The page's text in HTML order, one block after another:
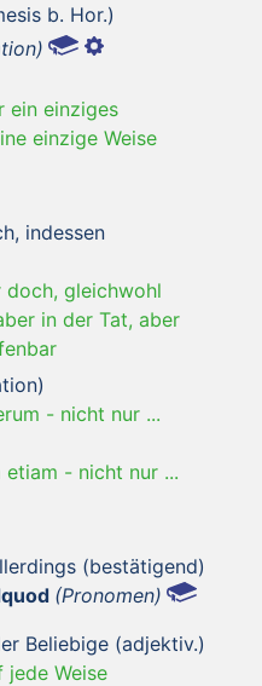
b. Hor.)
ein einziges
einzige Weise
indessen
doch, gleichwohl
in der Tat, aber
- nicht nur ...
etiam - nicht nur ...
(bestätigend)
(Pronomen)
Beliebige (adjektiv.)
jede Weise